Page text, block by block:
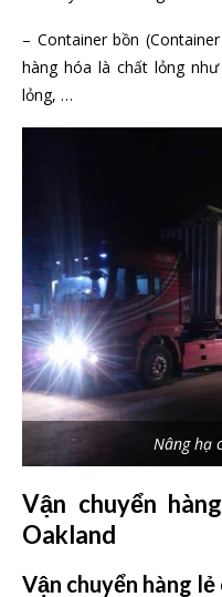
– Container bồn
hàng hóa là chất lỏng
lỏng, …
Nâng hạ
Vận chuyển
Oakland
Vận chuyển hàng